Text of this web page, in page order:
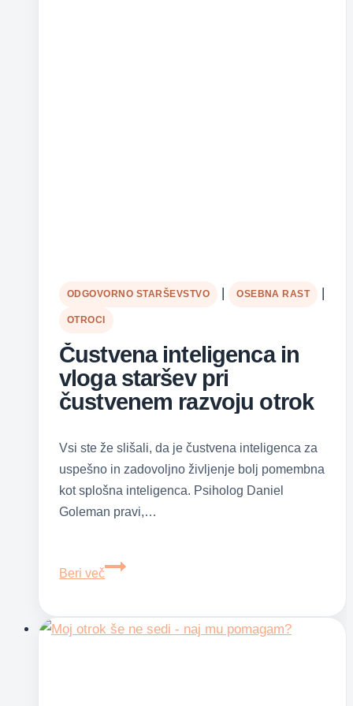
ODGOVORNO STARŠEVSTVO OSEBNA RAST
OTROCI
Čustvena inteligenca in
vloga staršev pri
čustvenem razvoju otrok
Vsi ste že slišali, da je čustvena inteligenca za
uspešno in zadovoljno življenje bolj pomembna
kot splošna inteligenca. Psiholog Daniel
Goleman pravi,…
Beri več
Čustvena
vloga